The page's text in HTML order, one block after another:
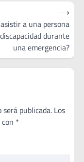
a una persona
durante
una emergencia?
⟶
publicada. Los
*